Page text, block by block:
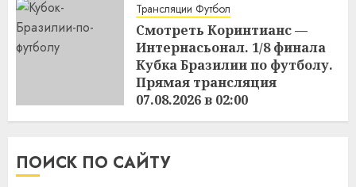
Трансляции Футбол
Смотреть Коринтианс —
Интернасьонал. 1/8 финала
Кубка Бразилии по футболу.
Прямая трансляция
07.08.2026 в 02:00
15:48 06.08.2026
ПОИСК ПО САЙТУ